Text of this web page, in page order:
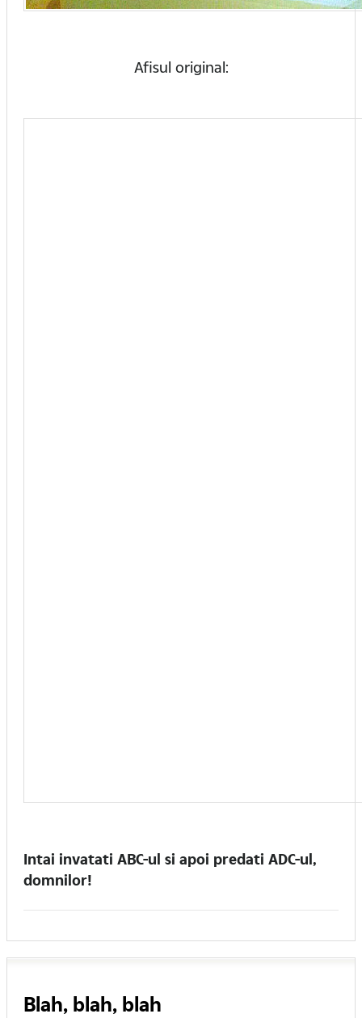
Afisul original:
Intai invatati ABC-ul si apoi predati ADC-ul,
domnilor!
Blah, blah, blah